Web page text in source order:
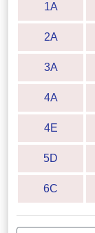
1A
2A
3A
4A
4E
5D
6C